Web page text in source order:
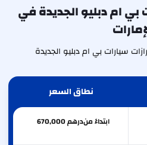
ام دبليو الجديدة في
سيارات بي ام دبليو الجديدة
نطاق السعر
ابتداءً من 670,000درهم